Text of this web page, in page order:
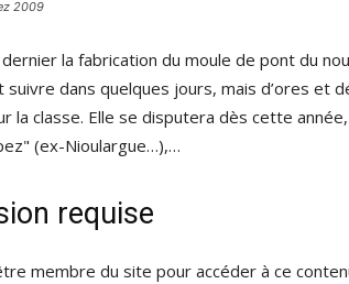
2009
la fabrication du moule de pont du
suivre dans quelques jours, mais d’ores et
la classe. Elle se disputera dès cette
(ex-Nioulargue…),…
requise
membre du site pour accéder à ce